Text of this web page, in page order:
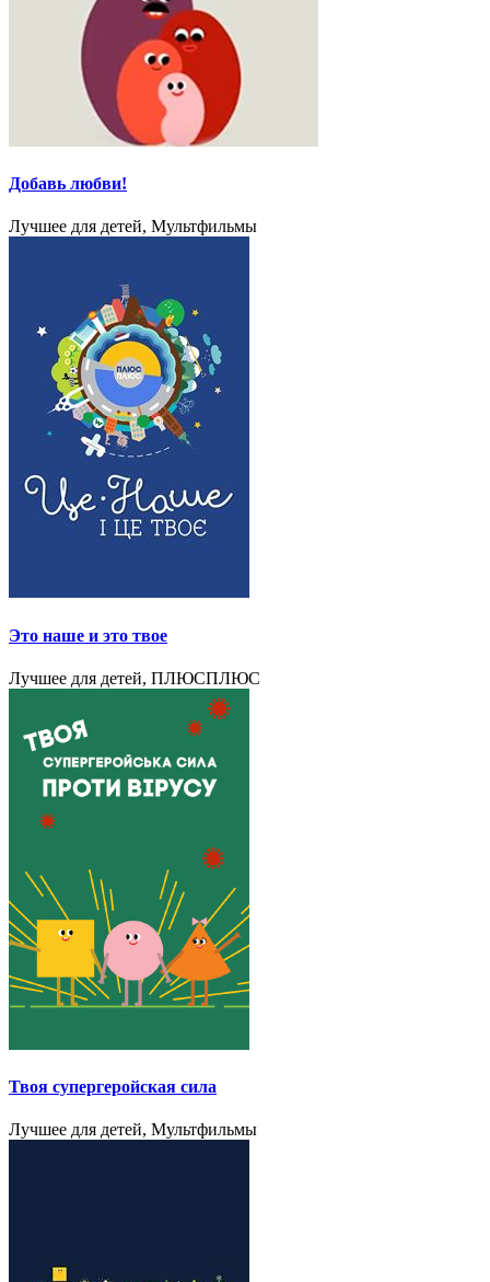
Добавь любви!
Лучшее для детей, Мультфильмы
Это наше и это твое
Лучшее для детей, ПЛЮСПЛЮС
Твоя cупергеройская сила
Лучшее для детей, Мультфильмы